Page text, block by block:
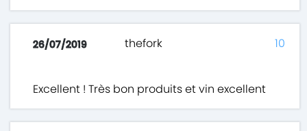
26/07/2019 thefork
Excellent ! Très bon produits et vin excellent
10